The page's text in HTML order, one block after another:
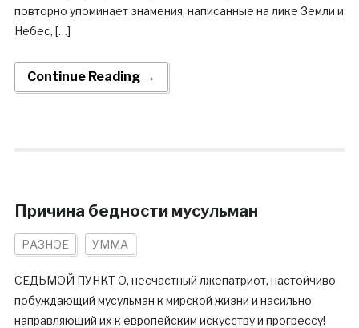
повторно упоминает знамения, написанные на лике Земли и
Небес, […]
Continue Reading →
Причина бедности мусульман
РАЗНОЕ УММА
СЕДЬМОЙ ПУНКТ О, несчастный лжепатриот, настойчиво
побуждающий мусульман к мирской жизни и насильно
направляющий их к европейским искусству и прогрессу!